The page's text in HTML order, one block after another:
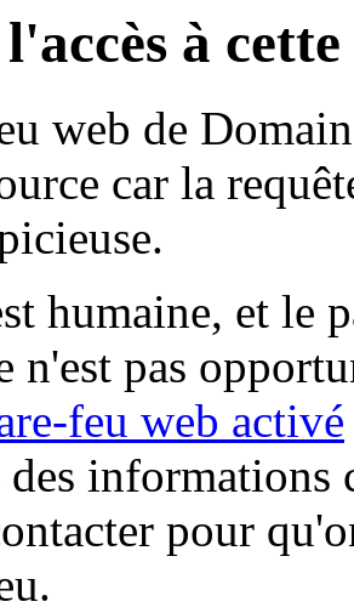
à
web de
car la
humaine, et le
n'est pas
feu web activé
informations
pour